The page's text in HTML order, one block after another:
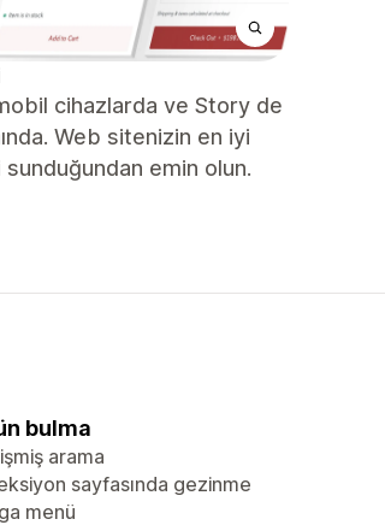
cihazlarda ve Story de
Web sitenizin en iyi
emin olun.
bulma
arama
sayfasında gezinme
menü